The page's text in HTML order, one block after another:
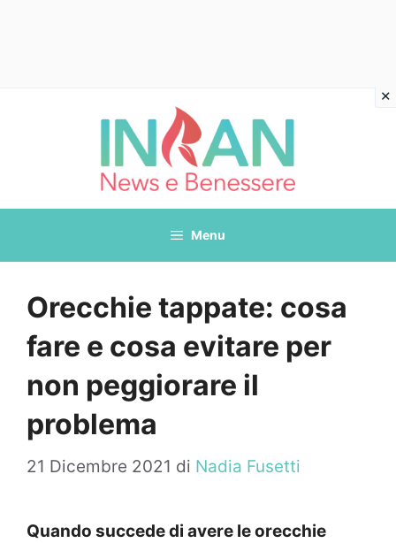
Menu
Orecchie tappate: cosa
fare e cosa evitare per
non peggiorare il
problema
21 Dicembre 2021 di Nadia Fusetti
Quando succede di avere le orecchie